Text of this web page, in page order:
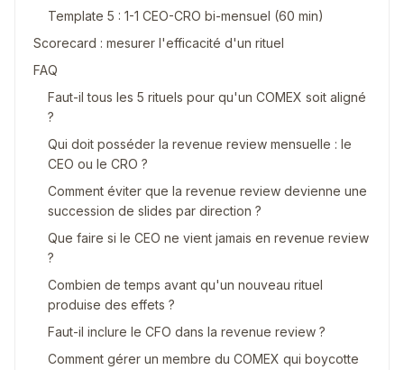
Template 5 : 1-1 CEO-CRO bi-mensuel (60 min)
Scorecard : mesurer l'efficacité d'un rituel
FAQ
Faut-il tous les 5 rituels pour qu'un COMEX soit aligné
?
Qui doit posséder la revenue review mensuelle : le
CEO ou le CRO ?
Comment éviter que la revenue review devienne une
succession de slides par direction ?
Que faire si le CEO ne vient jamais en revenue review
?
Combien de temps avant qu'un nouveau rituel
produise des effets ?
Faut-il inclure le CFO dans la revenue review ?
Comment gérer un membre du COMEX qui boycotte